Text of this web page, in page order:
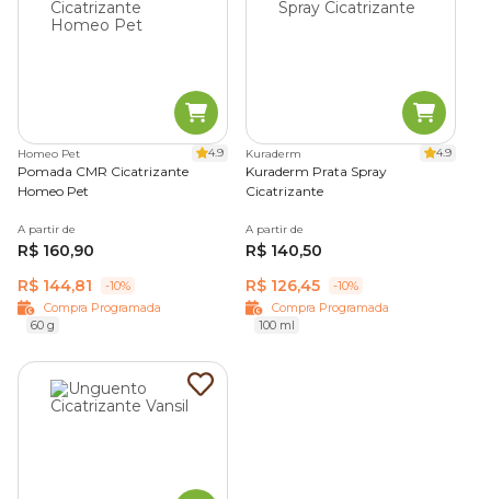
Homeo Pet 4.9
Pomada CMR Cicatrizante
Homeo Pet
A partir de
R$ 160,90
R$ 144,81
-10%
Compra Programada
60 g
Kuraderm 4.9
Kuraderm Prata Spray
Cicatrizante
A partir de
R$ 140,50
R$ 126,45
-10%
Compra Programada
100 ml